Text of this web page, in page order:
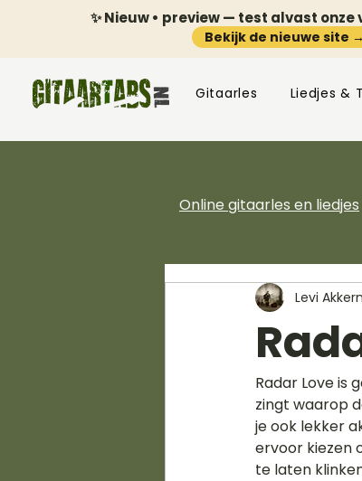
✨ Nieuw • preview — test alvast
Bekijk de nieuwe site →
Gitaarles Liedjes &
Online gitaarles en liedjes
Levi
Radar Love is
zingt waarop
je ook lekker
ervoor kiezen
te laten